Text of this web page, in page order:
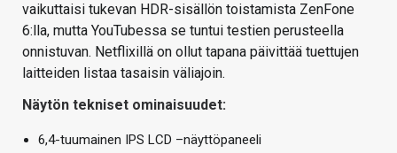
vaikuttaisi tukevan HDR-sisällön toistamista ZenFone
6:lla, mutta YouTubessa se tuntui testien perusteella
onnistuvan. Netflixillä on ollut tapana päivittää tuettujen
laitteiden listaa tasaisin väliajoin.
Näytön tekniset ominaisuudet:
6,4-tuumainen IPS LCD –näyttöpaneeli